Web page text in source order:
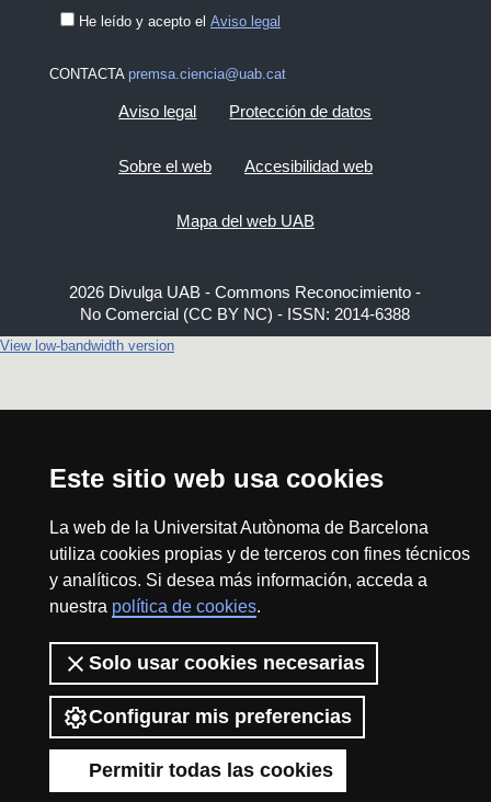
Este sitio web usa cookies
La web de la Universitat Autònoma de Barcelona
utiliza cookies propias y de terceros con fines técnicos
y analíticos. Si desea más información, acceda a
nuestra política de cookies.
Solo usar cookies necesarias
Configurar mis preferencias
Permitir todas las cookies
He leído y acepto el Aviso legal
CONTACTA premsa.ciencia@uab.cat
Aviso legal Protección de datos
Sobre el web Accesibilidad web
Mapa del web UAB
2026 Divulga UAB - Commons Reconocimiento -
No Comercial (CC BY NC) - ISSN: 2014-6388
View low-bandwidth version